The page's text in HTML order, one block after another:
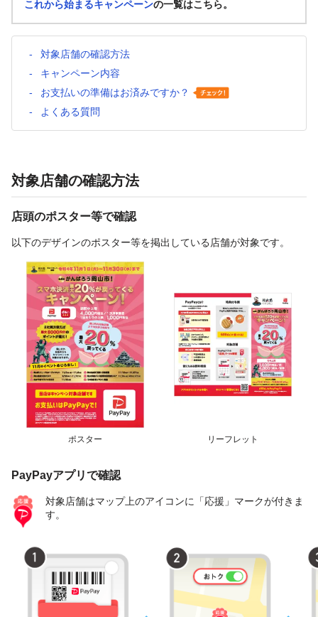
これから始まるキャンペーンの一覧はこちら。
対象店舗の確認方法
キャンペーン内容
お支払いの準備はお済みですか？
よくある質問
対象店舗の確認方法
店頭のポスター等で確認
以下のデザインのポスター等を掲出している店舗が対象です。
ポスター リーフレット
PayPayアプリで確認
対象店舗はマップ上のアイコンに「応援」マークが付きま
す。